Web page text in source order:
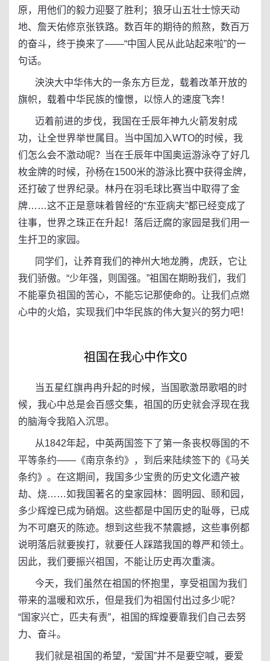
原，用他们的毅力迎娶了胜利；狼牙山五壮士惊天动
地、詹天佑修京张铁路。数百年的期待的煎熬，数百万
的奋斗，终于换来了——“中国人民从此站起来啦”的一
句话。
泱泱大中华伟大的一条东方巨龙，载着改革开放的
旗帜，载着中华民族的憧憬，以惊人的速度飞奔！
迈着前进的步伐，我国在壬辰年神九火箭发射成
功，让全世界举世属目。当中国加入WTO的时候，我
们怎么会不激动呢？当在壬辰年中国奥运游泳夺了好几
枚金牌的时候，孙杨在1500米的游泳比赛中获得金牌，
还打破了世界纪录。林丹在羽毛球比赛当中取得了金
牌……这不正是意味着曾经的“东亚病夫”都已经变成了
往事，世界之珠正在升起！落后迂腐的家园是我们用一
生扞卫的家园。
同学们，让养育我们的神州大地龙腾，虎跃，它让
我们骄傲。“少年强，则国强。”祖国在期盼我们，我们
不能辜负祖国的苦心，不能忘记那使命的。让我们点燃
心中的火焰，实现我们中华民族的伟大复兴的努力吧！
祖国在我心中作文0
当五星红旗冉冉升起的时候，当国歌激昂歌唱的时
候，我心中总是会百感交集，祖国的历史就会浮现在我
的脑海令我陷入沉思。
从1842年起，中英两国签下了第一条丧权辱国的不
平等条约——《南京条约》，到后来陆续签下的《马关
条约》。在这期间，我国多少宝贵的历史文化遗产被
劫、烧……如我国著名的皇家园林：圆明园、颐和园，
多少辉煌已成为硝烟。这些都是中国历史的耻辱，已成
为不可磨灭的陈迹。想到这些我不禁震撼，这些事例都
说明落后就要挨打，就要任人踩踏我国的尊严和领土。
因此，我们要振兴祖国，不能让历史再次重演。
今天，我们虽然在祖国的怀抱里，享受祖国为我们
带来的温暖和欢乐，但是我们为祖国付出过多少呢？
“国家兴亡，匹夫有责”，祖国的辉煌要靠我们自己去努
力、奋斗。
我们就是祖国的希望，“爱国”并不是要空喊，要爱